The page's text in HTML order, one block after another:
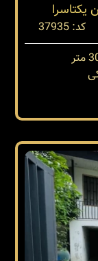
یکتاسرا
کد: 37935